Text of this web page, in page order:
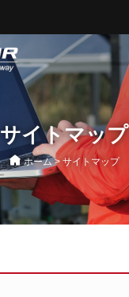
サイトマップ
ホーム> サイトマップ